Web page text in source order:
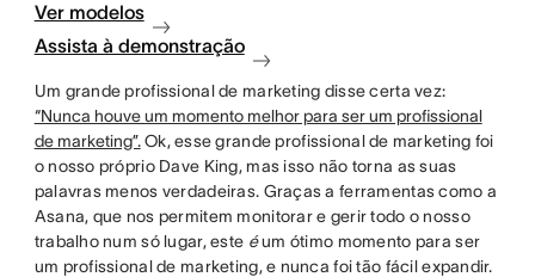
Ver modelos
Assista à demonstração
Um grande profissional de marketing disse certa vez:
“Nunca houve um momento melhor para ser um profissional
de marketing”.Ok, esse grande profissional de marketing foi
o nosso próprio Dave King, mas isso não torna as suas
palavras menos verdadeiras. Graças a ferramentas como a
Asana, que nos permitem monitorar e gerir todo o nosso
trabalho num só lugar, este éum ótimo momento para ser
um profissional de marketing, e nunca foi tão fácil expandir.